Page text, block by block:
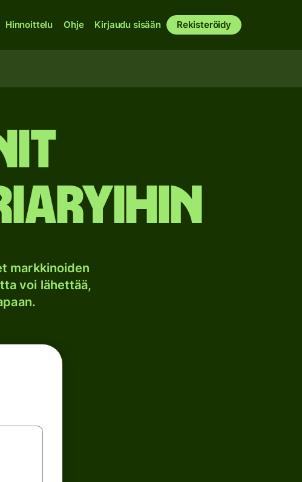
Hinnoittelu Ohje Kirjaudu sisään Rekisteröidy
markkinoiden
voi lähettää,